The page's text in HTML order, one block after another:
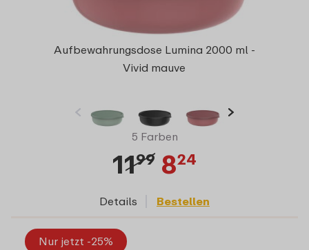
Aufbewahrungsdose Lumina 2000 ml -
Vivid mauve
5 Farben
1199 824
Details Bestellen
Nur jetzt -25%